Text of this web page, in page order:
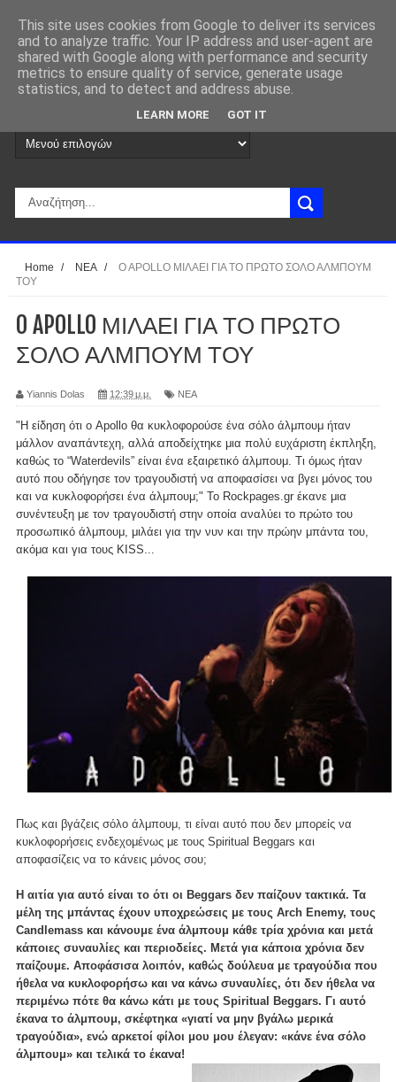
Home / ΝΕΑ /
O APOLLO ΜΙΛΑΕΙ ΓΙΑ ΤΟ ΠΡΩΤΟ ΣΟΛΟ ΑΛΜΠΟΥΜ
ΤΟΥ
O APOLLO ΜΙΛΑΕΙ ΓΙΑ ΤΟ ΠΡΩΤΟ
ΣΟΛΟ ΑΛΜΠΟΥΜ ΤΟΥ
Yiannis Dolas 12:39 μ.μ. ΝΕΑ
"Η είδηση ότι ο Apollo θα κυκλοφορούσε ένα σόλο άλμπουμ ήταν
μάλλον αναπάντεχη, αλλά αποδείχτηκε μια πολύ ευχάριστη έκπληξη,
καθώς το “Waterdevils” είναι ένα εξαιρετικό άλμπουμ. Τι όμως ήταν
αυτό που οδήγησε τον τραγουδιστή να αποφασίσει να βγει μόνος του
και να κυκλοφορήσει ένα άλμπουμ;" To Rockpages.gr έκανε μια
συνέντευξη με τον τραγουδιστή στην οποία αναλύει το πρώτο του
προσωπικό άλμπουμ, μιλάει για την νυν και την πρώην μπάντα του,
ακόμα και για τους KISS...
Πως και βγάζεις σόλο άλμπουμ, τι είναι αυτό που δεν μπορείς να
κυκλοφορήσεις ενδεχομένως με τους Spiritual Beggars και
αποφασίζεις να το κάνεις μόνος σου;
Η αιτία για αυτό είναι το ότι οι Beggars δεν παίζουν τακτικά. Τα
μέλη της μπάντας έχουν υποχρεώσεις με τους Arch Enemy, τους
Candlemass και κάνουμε ένα άλμπουμ κάθε τρία χρόνια και μετά
κάποιες συναυλίες και περιοδείες. Μετά για κάποια χρόνια δεν
παίζουμε. Αποφάσισα λοιπόν, καθώς δούλευα με τραγούδια που
ήθελα να κυκλοφορήσω και να κάνω συναυλίες, ότι δεν ήθελα να
περιμένω πότε θα κάνω κάτι με τους Spiritual Beggars. Γι αυτό
έκανα το άλμπουμ, σκέφτηκα «γιατί να μην βγάλω μερικά
τραγούδια», ενώ αρκετοί φίλοι μου μου έλεγαν: «κάνε ένα σόλο
άλμπουμ» και τελικά το έκανα!
This site uses cookies from Google to deliver its services
and to analyze traffic. Your IP address and user-agent are
shared with Google along with performance and security
metrics to ensure quality of service, generate usage
statistics, and to detect and address abuse.
LEARN MORE GOT IT